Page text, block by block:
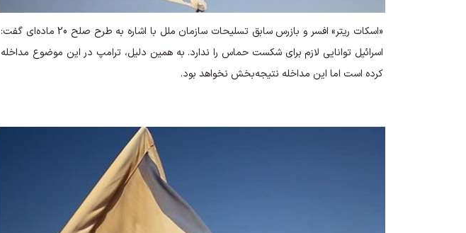
«اسکات ریتر» افسر و بازرس سابق تسلیحات سازمان ملل با اشاره به طرح صلح 20 ماده‌ای گفت:
اسرائیل توانایی لازم برای شکست حماس را ندارد. به همین دلیل، ترامپ در این موضوع مداخله
کرده است اما این مداخله نتیجه‌بخش نخواهد بود.